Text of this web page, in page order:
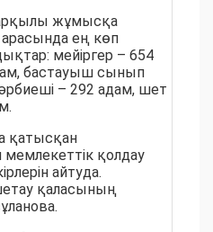
жұмысқа
ең көп
мейіргер – 654
бастауыш сынып
– 292 адам, шет
қатысқан
қолдау
айтуда.
қаласының